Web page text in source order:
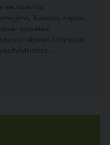
seuraavilla
Tuusula, Espoo,
palvelee
liittyvissä